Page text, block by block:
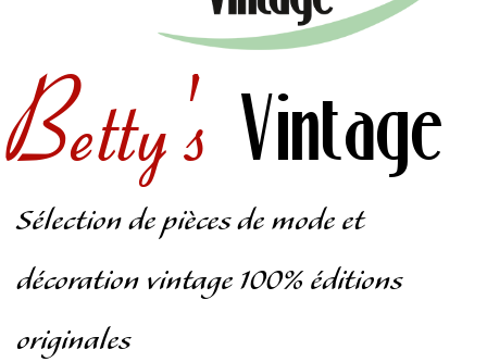
Betty's Vintage
Sélection de pièces de mode et
décoration vintage 100% éditions
originales